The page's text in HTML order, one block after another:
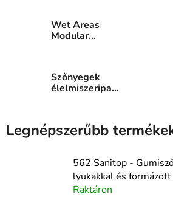
Wet Areas
Modular
Szőnyegek
élelmiszeripar
Legnépszerűbb
562 Sanitop -
lyukakkal és
Raktáron